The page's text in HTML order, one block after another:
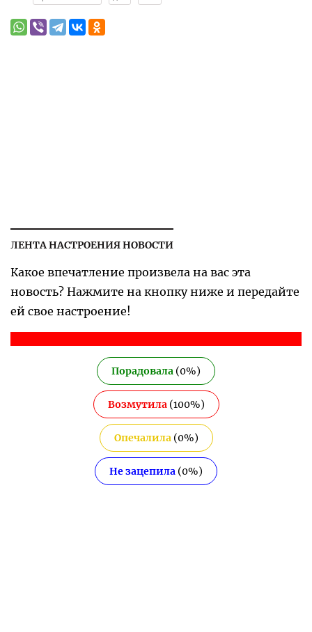
ЛЕНТА НАСТРОЕНИЯ НОВОСТИ
Какое впечатление произвела на вас эта
новость? Нажмите на кнопку ниже и передайте
ей свое настроение!
Порадовала (0%)
Возмутила(100%)
Опечалила(0%)
Не зацепила (0%)